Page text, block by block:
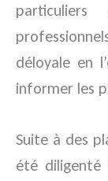
déloyale en
informer les
Suite à des
été